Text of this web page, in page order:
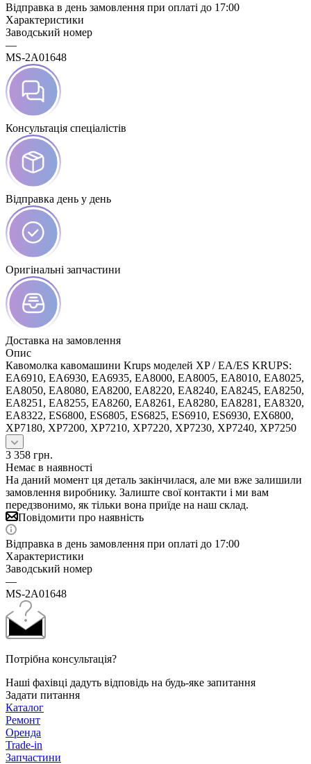
Відправка в день замовлення при оплаті до 17:00
Характеристики
Заводський номер
—
MS-2A01648
Консультація спеціалістів
Відправка день у день
Оригінальні запчастини
Доставка на замовлення
Опис
Кавомолка кавомашини Krups моделей XP / EA/ES KRUPS:
EA6910, EA6930, EA6935, EA8000, EA8005, EA8010, EA8025,
EA8050, EA8080, EA8200, EA8220, EA8240, EA8245, EA8250,
EA8251, EA8255, EA8260, EA8261, EA8280, EA8281, EA8320,
EA8322, ES6800, ES6805, ES6825, ES6910, ES6930, EX6800,
XP7180, XP7200, XP7210, XP7220, XP7230, XP7240, XP7250
3 358 грн.
Немає в наявності
На даний момент ця деталь закінчилася, але ми вже залишили
замовлення виробнику. Залиште свої контакти і ми вам
передзвонимо, як тільки вона приїде на наш склад.
Повідомити про наявність
Відправка в день замовлення при оплаті до 17:00
Характеристики
Заводський номер
—
MS-2A01648
Потрібна консультація?
Наші фахівці дадуть відповідь на будь-яке запитання
Задати питання
Каталог
Ремонт
Оренда
Trade-in
Запчастини